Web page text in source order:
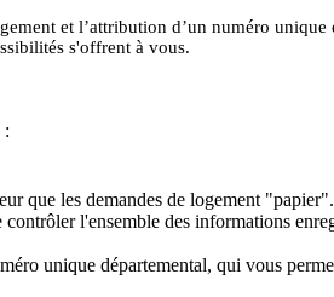
et l’attribution d’un numéro unique
s'offrent à vous.
:
que les demandes de logement "papier".
l'ensemble des informations
unique départemental, qui vous